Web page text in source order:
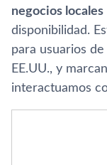
negocios locales
disponibilidad.
para usuarios
EE.UU., y
interactuamos